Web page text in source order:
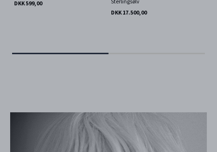
DKK 599,00
DKK 17.500,00